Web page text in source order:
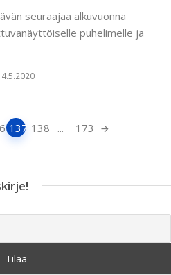
seuraajaa alkuvuonna
puhelimelle ja
4.5.2020
137 138 ... 173